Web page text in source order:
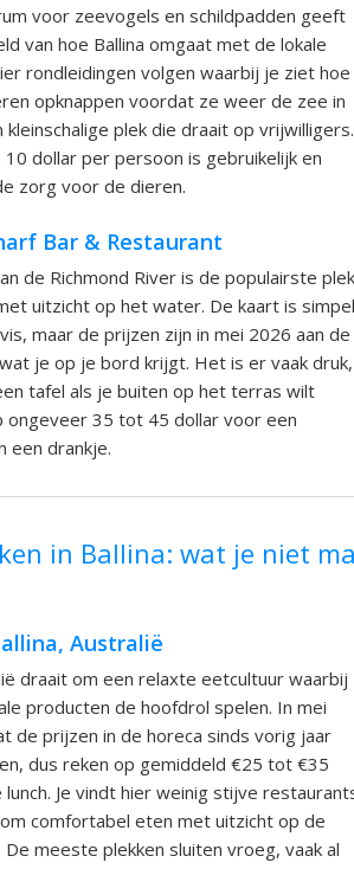
voor zeevogels en schildpadden geeft
van hoe Ballina omgaat met de lokale
rondleidingen volgen waarbij je ziet hoe
opknappen voordat ze weer de zee in
kleinschalige plek die draait op vrijwilligers.
10 dollar per persoon is gebruikelijk en
zorg voor de dieren.
Bar & Restaurant
de Richmond River is de populairste plek
uitzicht op het water. De kaart is simpel
maar de prijzen zijn in mei 2026 aan de
je op je bord krijgt. Het is er vaak druk,
tafel als je buiten op het terras wilt
ongeveer 35 tot 45 dollar voor een
een drankje.
in Ballina: wat je niet
Australië
draait om een relaxte eetcultuur waarbij
producten de hoofdrol spelen. In mei
de prijzen in de horeca sinds vorig jaar
dus reken op gemiddeld €25 tot €35
Je vindt hier weinig stijve
comfortabel eten met uitzicht op de
De meeste plekken sluiten vroeg, vaak al